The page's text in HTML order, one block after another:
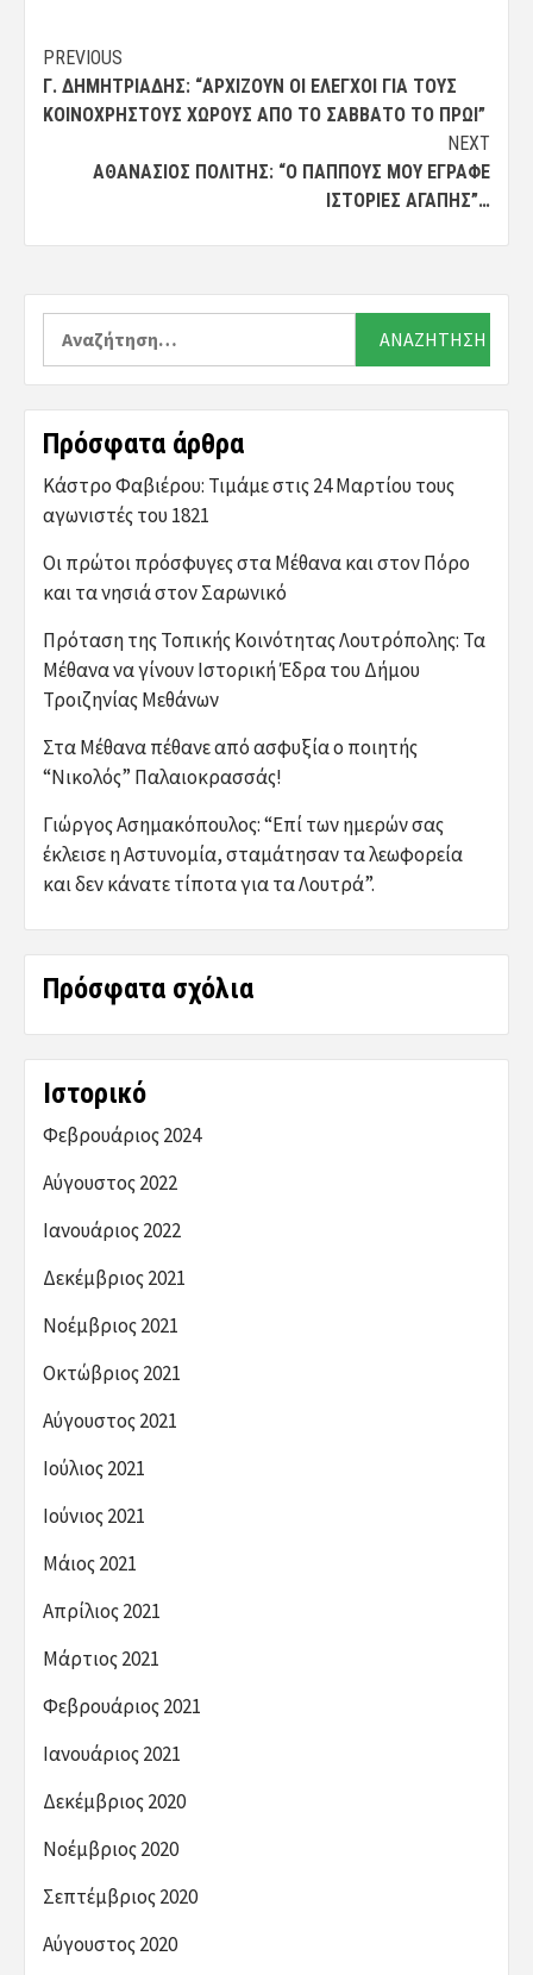
Post
navigation
PREVIOUS
Γ. ΔΗΜΗΤΡΙΆΔΗΣ: “ΑΡΧΊΖΟΥΝ ΟΙ ΈΛΕΓΧΟΙ ΓΙΑ ΤΟΥΣ
ΚΟΙΝΌΧΡΗΣΤΟΥΣ ΧΏΡΟΥΣ ΑΠΌ ΤΟ ΣΆΒΒΑΤΟ ΤΟ ΠΡΩΊ”
NEXT
ΑΘΑΝΆΣΙΟΣ ΠΟΛΊΤΗΣ: “Ο ΠΑΠΠΟΎΣ ΜΟΥ ΈΓΡΑΦΕ
ΙΣΤΟΡΊΕΣ ΑΓΆΠΗΣ”…
Αναζήτηση
για:
Πρόσφατα άρθρα
Κάστρο Φαβιέρου: Τιμάμε στις 24 Μαρτίου τους
αγωνιστές του 1821
Οι πρώτοι πρόσφυγες στα Μέθανα και στον Πόρο
και τα νησιά στον Σαρωνικό
Πρόταση της Τοπικής Κοινότητας Λουτρόπολης: Τα
Μέθανα να γίνουν Ιστορική Έδρα του Δήμου
Τροιζηνίας Μεθάνων
Στα Μέθανα πέθανε από ασφυξία ο ποιητής
“Νικολός” Παλαιοκρασσάς!
Γιώργος Ασημακόπουλος: “Επί των ημερών σας
έκλεισε η Αστυνομία, σταμάτησαν τα λεωφορεία
και δεν κάνατε τίποτα για τα Λουτρά”.
Πρόσφατα σχόλια
Ιστορικό
Φεβρουάριος 2024
Αύγουστος 2022
Ιανουάριος 2022
Δεκέμβριος 2021
Νοέμβριος 2021
Οκτώβριος 2021
Αύγουστος 2021
Ιούλιος 2021
Ιούνιος 2021
Μάιος 2021
Απρίλιος 2021
Μάρτιος 2021
Φεβρουάριος 2021
Ιανουάριος 2021
Δεκέμβριος 2020
Νοέμβριος 2020
Σεπτέμβριος 2020
Αύγουστος 2020